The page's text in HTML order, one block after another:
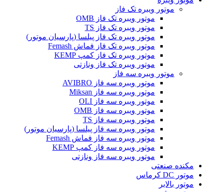
موتور ویبره تک فاز
موتور ویبره تک فاز OMB
موتور ویبره تک فاز TS
موتور ویبره تک فاز پیلسا (پارسیان موتور)
موتور ویبره تک فاز فماش Femash
موتور ویبره تک فاز کمپ KEMP
موتور ویبره تک فاز ونازتی
موتور ویبره سه فاز
موتور ویبره سه فاز AVIBRO
موتور ویبره سه فاز Miksan
موتور ویبره سه فاز OLI
موتور ویبره سه فاز OMB
موتور ویبره سه فاز TS
موتور ویبره سه فاز پیلسا (پارسیان موتور)
موتور ویبره سه فاز فماش Femash
موتور ویبره سه فاز کمپ KEMP
موتور ویبره سه فاز ونازتی
مکنده صنعتی
موتور DC کرماس
موتور بالابر